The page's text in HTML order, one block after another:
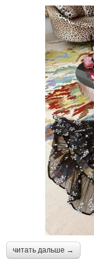
читать дальше →